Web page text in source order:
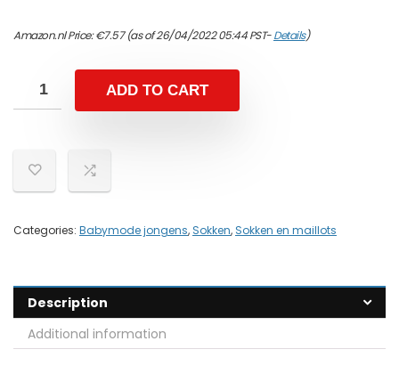
Amazon.nl Price:€7.57(as of 26/04/2022 05:44 PST-Details)
ADD TO CART
Categories: Babymode jongens, Sokken, Sokken en maillots
Description
Additional information